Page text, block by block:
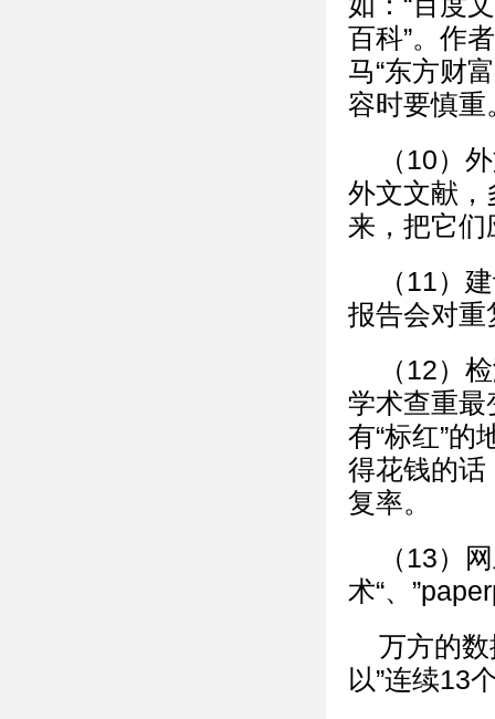
百科”。作
马“东方财
容时要慎重
（10）
外文文献，
来，把它
（11）
报告会对重
（12）
学术查重最
有“标红”的
得花钱的话
复率。
（13）
术“、
万方的
以”连续13